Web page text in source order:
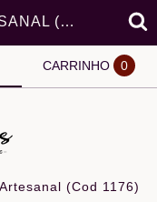
CARIMBO PRODUTO ARTESANAL (COD 1176)
CARRINHO 0
(Cod 1176)